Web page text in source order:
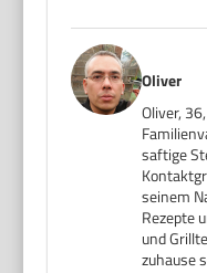
Oliver
Oliver,
saftige
seinem
Rezepte
und
zuhause